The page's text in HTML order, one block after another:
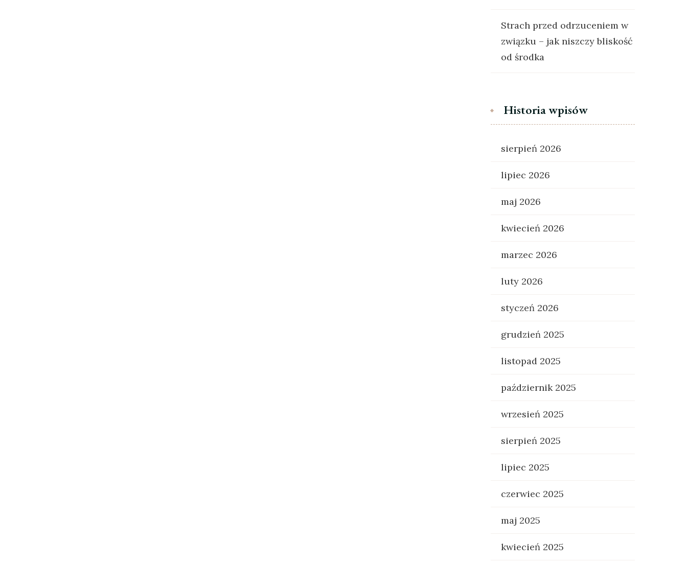
Strach przed odrzuceniem w
związku – jak niszczy bliskość
od środka
Historia wpisów
sierpień 2026
lipiec 2026
maj 2026
kwiecień 2026
marzec 2026
luty 2026
styczeń 2026
grudzień 2025
listopad 2025
październik 2025
wrzesień 2025
sierpień 2025
lipiec 2025
czerwiec 2025
maj 2025
kwiecień 2025